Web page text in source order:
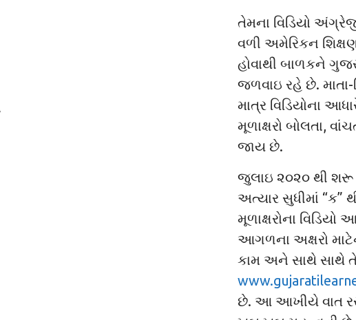
તેમના વિડિયો
વળી અમેરિકન
હોવાથી બાળકને
જળવાઇ રહે છે. માતા-
માત્ર વિડિયોના
મૂળાક્ષરો બોલતા,
જાય છે.
જુલાઇ ૨૦૨૦ થી
અત્યાર સુધીમાં “ક”
મૂળાક્ષરોના વિડિયો
આગળના અક્ષરો
કામ અને સાથે સાથે
છે. આ આખીયે વાત